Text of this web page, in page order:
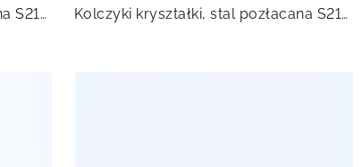
Kolczyki kryształki, stal pozłacana S215517Z00 Kolczyki kryształki, stal pozłacana S215666Z00